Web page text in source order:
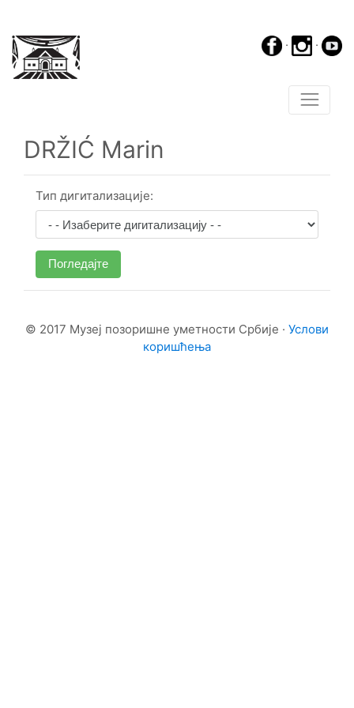
· ·
DRŽIĆ Marin
Тип дигитализације:
Погледајте
© 2017 Музеј позоришне уметности Србије · Услови
коришћења